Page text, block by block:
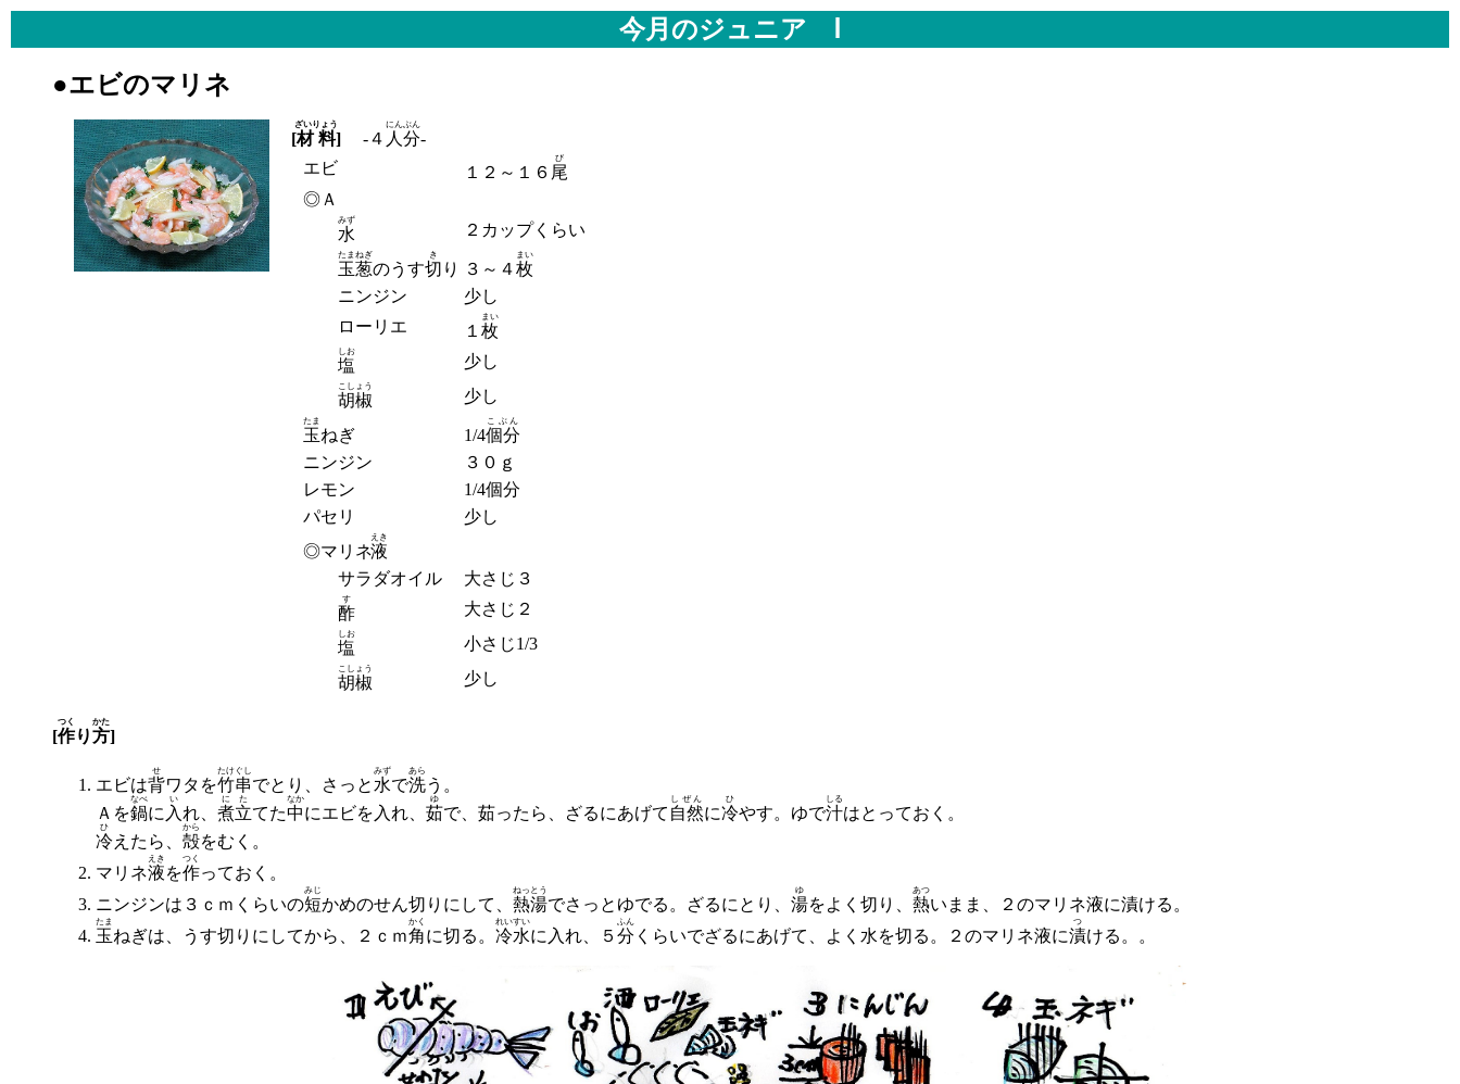
今月のジュニア Ⅰ
●エビのマリネ
[材料
ざいりょう
] -４ 人分
にんぶん
-
エビ
１２～１６ 尾
び
◎Ａ
水
みず
２カップくらい
玉葱
たまねぎ
のうす切
き
り ３～４枚
まい
ニンジン
少し
ローリエ
１ 枚
まい
塩
しお
少し
胡椒
こしょう
少し
玉
たま
ねぎ 1/4個分
こぶん
ニンジン
３０ｇ
レモン
1/4個分
パセリ
少し
◎マリネ液
えき
サラダオイル
大さじ３
酢
す
大さじ２
塩
しお
小さじ1/3
胡椒
こしょう
少し
[作
つく
り方
かた
]
エビは背
せ
ワタを竹串
たけぐし
でとり、さっと 水
みず
で洗
あら
う。
Ａを鍋
なべ
に 入
い
れ、 煮立
にた
てた中
なか
にエビを入れ、 茹
ゆ
で、茹ったら、ざるにあげて 自然
しぜん
に冷
ひ
やす。ゆで汁
しる
はとっておく。
冷
ひ
えたら、 殻
から
をむく。
マリネ液
えき
を作
つく
っておく。
ニンジンは３ｃｍくらいの短
みじ
かめのせん切りにして、 熱湯
ねっとう
でさっとゆでる。ざるにとり、 湯
ゆ
をよく切り、 熱
あつ
いまま、２のマリネ液に漬ける。
玉
たま
ねぎは、うす切りにしてから、２ｃｍ角
かく
に切る。 冷水
れいすい
に入れ、５ 分
ふん
くらいでざるにあげて、よく水を切る。２のマリネ液に漬
つ
ける。。